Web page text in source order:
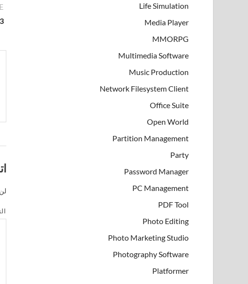
3دي ماكس 2022
Life Simulation
Media Player
MMORPG
Multimedia Software
Music Production
Network Filesystem Client
Office Suite
Open World
Partition Management
Party
Password Manager
PC Management
PDF Tool
Photo Editing
Photo Marketing Studio
Photography Software
Platformer